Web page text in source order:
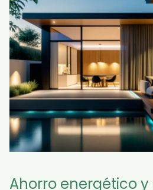
Ahorro energético